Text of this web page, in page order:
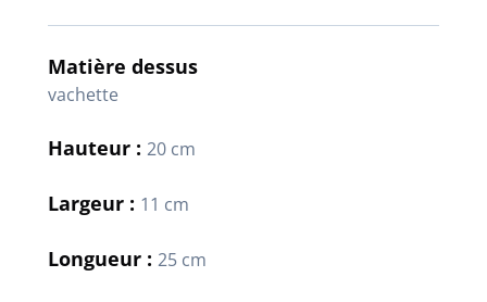
Matière dessus
vachette
Hauteur : 20 cm
Largeur : 11 cm
Longueur : 25 cm